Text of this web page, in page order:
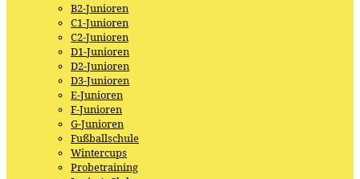
B2-Junioren
C1-Junioren
C2-Junioren
D1-Junioren
D2-Junioren
D3-Junioren
E-Junioren
F-Junioren
G-Junioren
Fußballschule
Wintercups
Probetraining